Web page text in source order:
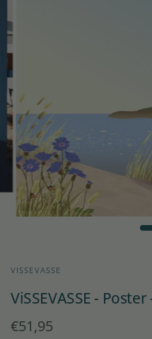
VISSEVASSE
ViSSEVASSE -
€51,95